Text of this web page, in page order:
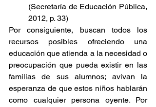
(Secretaría de Educación Pública,
2012, p. 33)
Por consiguiente, buscan todos los
recursos posibles ofreciendo una
educación que atienda a la necesidad o
preocupación que pueda existir en las
familias de sus alumnos; avivan la
esperanza de que estos niños hablarán
como cualquier persona oyente. Por